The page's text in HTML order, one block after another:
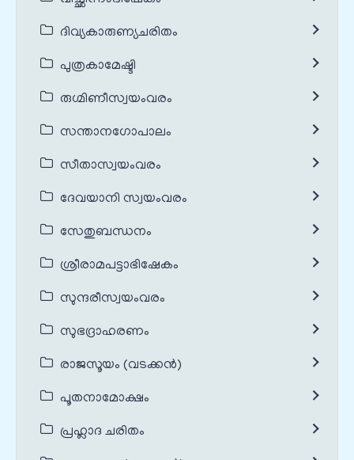
ദിവ്യകാരുണ്യചരിതം
പുത്രകാമേഷ്ടി
രുഗ്മിണീസ്വയംവരം
സന്താനഗോപാലം
സീതാസ്വയംവരം
ദേവയാനി സ്വയംവരം
സേതുബന്ധനം
ശ്രീരാമപട്ടാഭിഷേകം
സുന്ദരീസ്വയംവരം
സുഭദ്രാഹരണം
രാജസൂയം (വടക്കൻ)
പൂതനാമോക്ഷം
പ്രഹ്ലാദ ചരിതം